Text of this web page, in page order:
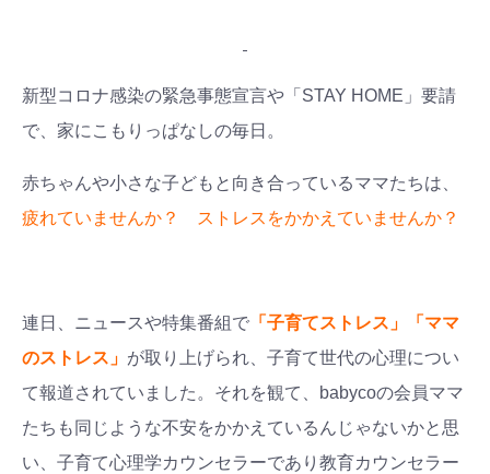
新型コロナ感染の緊急事態宣言や「STAY HOME」要請
で、家にこもりっぱなしの毎日。
赤ちゃんや小さな子どもと向き合っているママたちは、
疲れていませんか？ ストレスをかかえていませんか？
連日、ニュースや特集番組で 「子育てストレス」「ママ
のストレス」 が取り上げられ、子育て世代の心理につい
て報道されていました。それを観て、babycoの会員ママ
たちも同じような不安をかかえているんじゃないかと思
い、子育て心理学カウンセラーであり教育カウンセラー